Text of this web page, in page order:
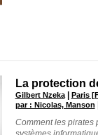
La protection
Gilbert Nzeka | Paris
par : Nicolas, Manson
Comment les pirates